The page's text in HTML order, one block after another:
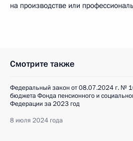
на производстве или
Смотрите также
Федеральный закон от 08.07.2024 г. №
бюджета Фонда пенсионного и
Федерации за 2023 год
8 июля 2024 года